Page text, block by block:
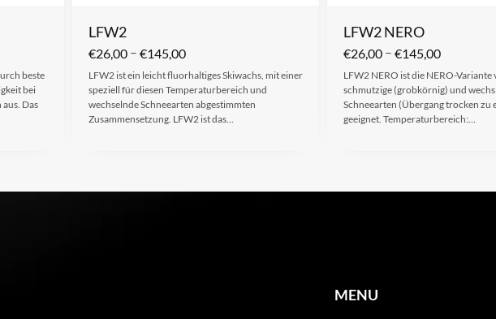
beste
bei
Das
LFW2
€26,00 – €145,00
LFW2 ist ein leicht fluorhaltiges Skiwachs, mit einer
speziell für diesen Temperaturbereich und
wechselnde Schneearten abgestimmten
Zusammensetzung. LFW2 ist das…
LFW2 NERO
€26,00 – €145,00
LFW2 NERO ist die NERO-
schmutzige (grobkörnig) und
Schneearten (Übergang trocken zu
geeignet. Temperaturbereich:…
MENU